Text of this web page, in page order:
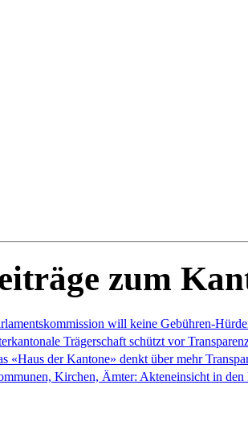
zum
will keine Gebühren-
Trägerschaft schützt vor
«Haus der Kantone» denkt über mehr
Kirchen, Ämter: Akteneinsicht in den